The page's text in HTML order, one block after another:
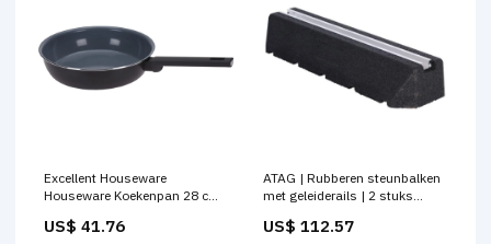
Excellent Houseware
Houseware Koekenpan 28 cm
US$ 41.76
ATAG | Rubberen steunbalken
met geleiderails | 2 stuks
bevestigingsmaterialen
US$ 112.57